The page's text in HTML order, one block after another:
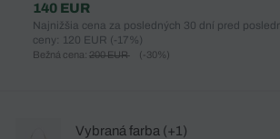
140 EUR
Najnižšia cena za posledných 30 dní pred
ceny: 120 EUR (-17%)
Bežná cena: 200 EUR (-30%)
Vybraná farba (+1)